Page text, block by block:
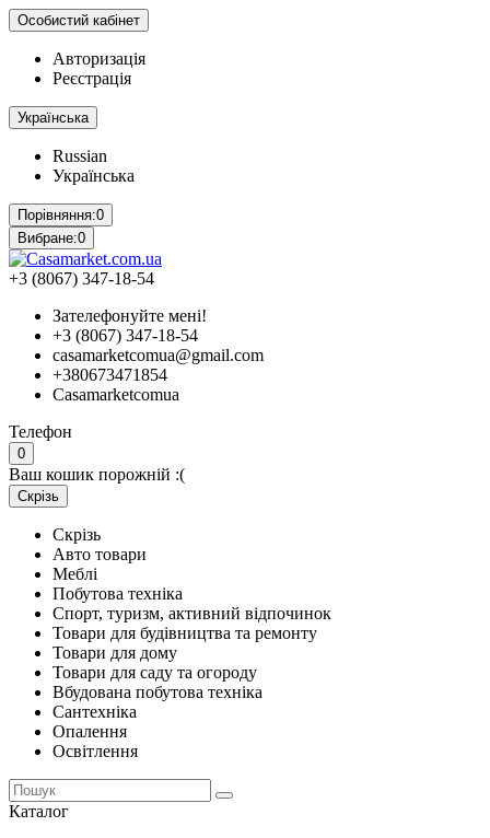
Особистий кабінет
Авторизація
Реєстрація
Українська
Russian
Українська
Порівняння:0
Вибране:0
+3 (8067) 347-18-54
Зателефонуйте мені!
+3 (8067) 347-18-54
casamarketcomua@gmail.com
+380673471854
Casamarketcomua
Телефон
0
Ваш кошик порожній :(
Скрізь
Скрізь
Авто товари
Меблі
Побутова техніка
Спорт, туризм, активний відпочинок
Товари для будівництва та ремонту
Товари для дому
Товари для саду та огороду
Вбудована побутова техніка
Сантехніка
Опалення
Освітлення
Каталог